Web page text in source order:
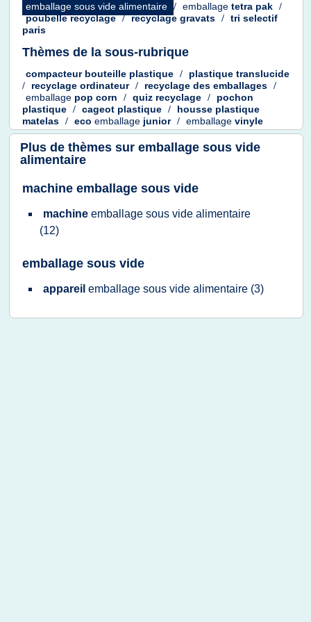
emballage sous vide alimentaire / emballage tetra pak /
poubelle recyclage / recyclage gravats / tri selectif
paris
Thèmes de la sous-rubrique
compacteur bouteille plastique /
plastique translucide
/
recyclage ordinateur / recyclage des emballages /
emballage pop corn / quiz recyclage /
pochon
plastique / cageot plastique /
housse plastique
matelas / eco emballage junior / emballage vinyle
Plus de thèmes sur emballage sous vide
alimentaire
machine emballage sous vide
machine emballage sous vide alimentaire
(12)
emballage sous vide
appareil emballage sous vide alimentaire (3)